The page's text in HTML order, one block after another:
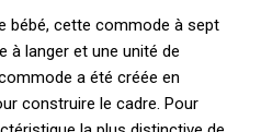
bébé, cette commode à sept
à langer et une unité de
a été créée en
construire le cadre. Pour